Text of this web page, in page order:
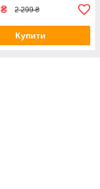
₴ 2 299 ₴
Купити